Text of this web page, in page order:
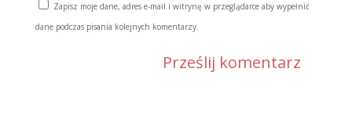
Zapisz moje dane, adres e-mail i witrynę w przeglądarce aby wypełnić
dane podczas pisania kolejnych komentarzy.